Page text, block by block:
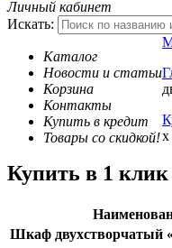
Личный кабинет
Искать:
Каталог
Новости и статьи
Корзина
Контакты
Купить в кредит
Товары со скидкой!x
Купить в 1 клик
Шкаф двухстворчатый